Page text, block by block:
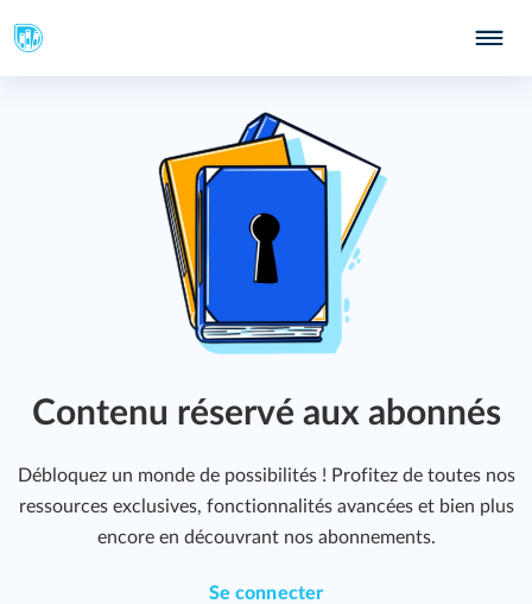
Contenu réservé aux abonnés
Débloquez un monde de possibilités ! Profitez de toutes nos
ressources exclusives, fonctionnalités avancées et bien plus
encore en découvrant nos abonnements.
Se connecter